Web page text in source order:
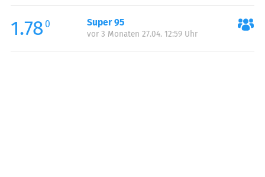
1.78 0 Super 95
vor 3 Monaten 27.04. 12:59 Uhr